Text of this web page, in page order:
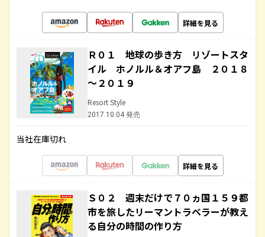
詳細を見る
Ｒ０１ 地球の歩き方 リゾートスタ
イル ホノルル＆オアフ島 ２０１８
～２０１９
Resort Style
2017.10.04 発売
当社在庫切れ
詳細を見る
Ｓ０２ 週末だけで７０ヵ国１５９都
市を旅したリーマントラベラーが教え
る自分の時間の作り方